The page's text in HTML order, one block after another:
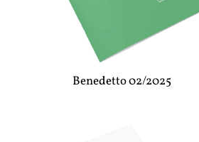
Benedetto 02/2025